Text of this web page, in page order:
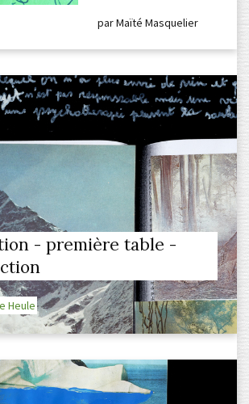
parMaïté Masquelier
- première table -
Heule